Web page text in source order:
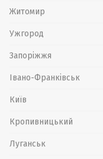
Житомир
Ужгород
Запоріжжя
Івано-Франківськ
Київ
Кропивницький
Луганськ